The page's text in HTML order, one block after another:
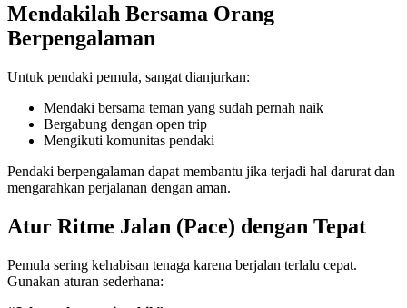
Mendakilah Bersama Orang
Berpengalaman
Untuk pendaki pemula, sangat dianjurkan:
Mendaki bersama teman yang sudah pernah naik
Bergabung dengan open trip
Mengikuti komunitas pendaki
Pendaki berpengalaman dapat membantu jika terjadi hal darurat dan
mengarahkan perjalanan dengan aman.
Atur Ritme Jalan (Pace) dengan Tepat
Pemula sering kehabisan tenaga karena berjalan terlalu cepat.
Gunakan aturan sederhana: